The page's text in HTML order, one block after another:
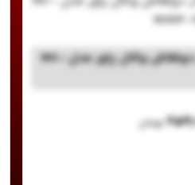
رادیو پخش بلوتوث دار دوفلاش وکال پاور مدل NV-
تومان